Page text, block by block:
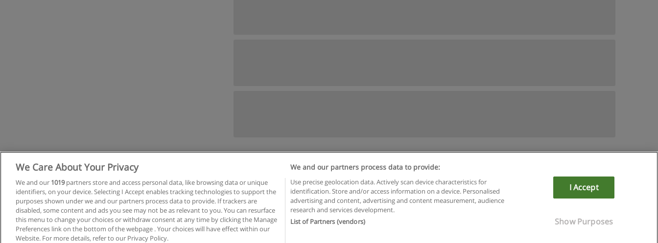
Copyright © Educaedu Business S.L. - CIF : B-95610580: -www.educaedu-brasil.com
We Care About Your Privacy
We and our 1019partners store and access personal data, like browsing data or unique
identifiers, on your device. Selecting I Accept enables tracking technologies to support the
purposes shown under we and our partners process data to provide. If trackers are
disabled, some content and ads you see may not be as relevant to you. You can resurface
this menu to change your choices or withdraw consent at any time by clicking the Manage
Preferences link on the bottom of the webpage . Your choices will have effect within our
Website. For more details, refer to our Privacy Policy.
We and our partners process data to provide:
Use precise geolocation data. Actively scan device characteristics for
identification. Store and/or access information on a device. Personalised
advertising and content, advertising and content measurement, audience
research and services development.
List of Partners (vendors)
I Accept
Show Purposes